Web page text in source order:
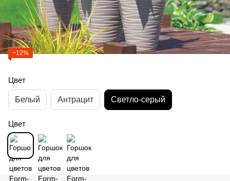
−12%
Цвет
Белый Антрацит Светло-серый
Цвет